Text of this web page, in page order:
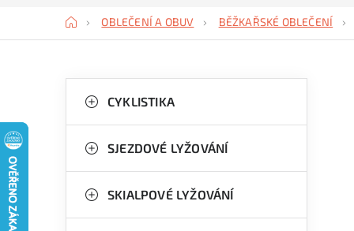
DomůOBLEČENÍ A OBUV BĚŽKAŘSKÉ OBLEČENÍ
o
t
r
kategorie
e
o
CYKLISTIKA
SJEZDOVÉ LYŽOVÁNÍ
SKIALPOVÉ LYŽOVÁNÍ